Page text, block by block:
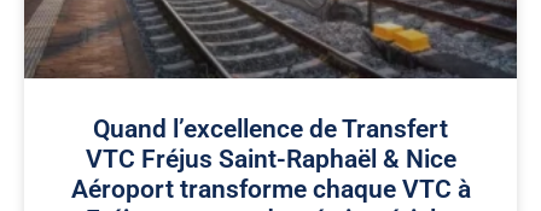
Quand l’excellence de Transfert
VTC Fréjus Saint-Raphaël & Nice
Aéroport transforme chaque VTC à